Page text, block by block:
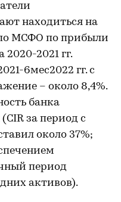
находиться на
МСФО по прибыли
2020-2021 гг.
6мес2022 гг. с
– около 8,4%.
банка
за период с
около 37%;
период
активов).